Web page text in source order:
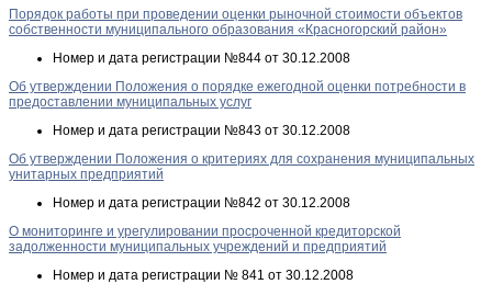
Порядок работы при проведении оценки рыночной стоимости объектов
собственности муниципального образования «Красногорский район»
Номер и дата регистрации №844 от 30.12.2008
Об утверждении Положения о порядке ежегодной оценки потребности в
предоставлении муниципальных услуг
Номер и дата регистрации №843 от 30.12.2008
Об утверждении Положения о критериях для сохранения муниципальных
унитарных предприятий
Номер и дата регистрации №842 от 30.12.2008
О мониторинге и урегулировании просроченной кредиторской
задолженности муниципальных учреждений и предприятий
Номер и дата регистрации № 841 от 30.12.2008